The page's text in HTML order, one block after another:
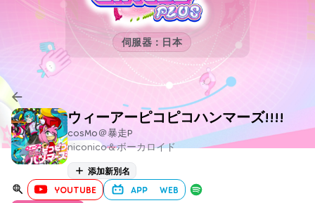
伺服器：日本
ウィーアーピコピコハンマーズ!!!!
cosMo＠暴走P
niconico＆ボーカロイド
添加新別名
YOUTUBE APP WEB